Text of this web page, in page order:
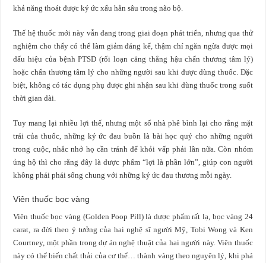
khả năng thoát được ký ức xấu hằn sâu trong não bộ.
Thế hệ thuốc mới này vẫn đang trong giai đoạn phát triển, nhưng qua thử
nghiệm cho thấy có thể làm giảm đáng kể, thậm chí ngăn ngừa được mọi
dấu hiệu của bệnh PTSD (rối loạn căng thẳng hậu chấn thương tâm lý)
hoặc chấn thương tâm lý cho những người sau khi được dùng thuốc. Đặc
biệt, không có tác dụng phụ được ghi nhận sau khi dùng thuốc trong suốt
thời gian dài.
Tuy mang lại nhiều lợi thế, nhưng một số nhà phê bình lại cho rằng mặt
trái của thuốc, những ký ức đau buồn là bài học quý cho những người
trong cuộc, nhắc nhở họ cần tránh để khỏi vấp phải lần nữa. Còn nhóm
ủng hộ thì cho rằng đây là dược phẩm “lợi là phần lớn”, giúp con người
không phải phải sống chung với những ký ức đau thương mỗi ngày.
Viên thuốc bọc vàng
Viên thuốc bọc vàng (Golden Poop Pill) là dược phẩm rất lạ, bọc vàng 24
carat, ra đời theo ý tưởng của hai nghệ sĩ người Mỹ, Tobi Wong và Ken
Courtney, một phần trong dự án nghệ thuật của hai người này. Viên thuốc
này có thể biến chất thải của cơ thể… thành vàng theo nguyên lý, khi phá